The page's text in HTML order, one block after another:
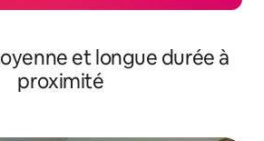
et longue durée à
proximité